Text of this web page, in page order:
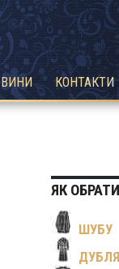
КОНТАКТИ
ЯК
ШУБУ